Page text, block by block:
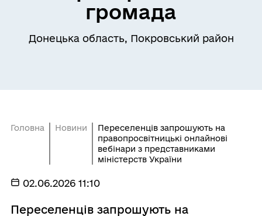
громада
Донецька область, Покровський район
Головна Новини
Переселенців запрошують на
правопросвітницькі онлайнові
вебінари з представниками
міністерств України
02.06.2026 11:10
Переселенців запрошують на